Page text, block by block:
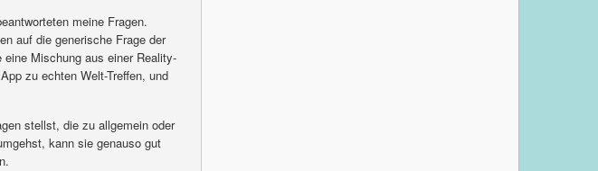
meine Fragen.
auf die generische Frage der
eine Mischung aus einer Reality-
zu echten Welt-Treffen, und
stellst, die zu allgemein oder
kann sie genauso gut